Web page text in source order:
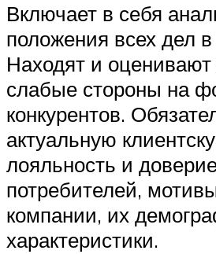
Включает в себя
положения всех дел
Находят и
слабые стороны на
конкурентов.
актуальную
лояльность и
потребителей,
компании, их
характеристики.